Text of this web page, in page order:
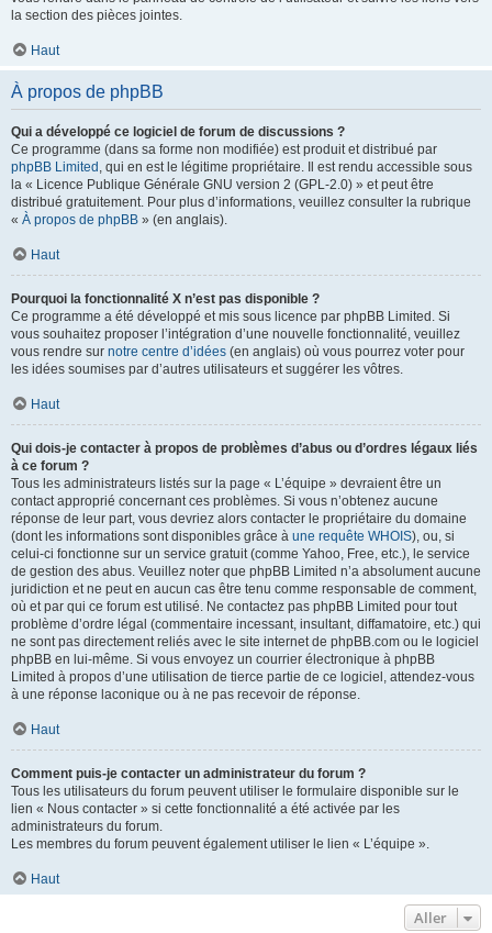
la section des pièces jointes.
Haut
À propos de phpBB
Qui a développé ce logiciel de forum de discussions ?
Ce programme (dans sa forme non modifiée) est produit et distribué par
phpBB Limited , qui en est le légitime propriétaire. Il est rendu accessible sous
la « Licence Publique Générale GNU version 2 (GPL-2.0) » et peut être
distribué gratuitement. Pour plus d’informations, veuillez consulter la rubrique
« À propos de phpBB » (en anglais).
Haut
Pourquoi la fonctionnalité X n’est pas disponible ?
Ce programme a été développé et mis sous licence par phpBB Limited. Si
vous souhaitez proposer l’intégration d’une nouvelle fonctionnalité, veuillez
vous rendre sur notre centre d’idées (en anglais) où vous pourrez voter pour
les idées soumises par d’autres utilisateurs et suggérer les vôtres.
Haut
Qui dois-je contacter à propos de problèmes d’abus ou d’ordres légaux liés
à ce forum ?
Tous les administrateurs listés sur la page « L’équipe » devraient être un
contact approprié concernant ces problèmes. Si vous n’obtenez aucune
réponse de leur part, vous devriez alors contacter le propriétaire du domaine
(dont les informations sont disponibles grâce à une requête WHOIS), ou, si
celui-ci fonctionne sur un service gratuit (comme Yahoo, Free, etc.), le service
de gestion des abus. Veuillez noter que phpBB Limited n’a absolument aucune
juridiction et ne peut en aucun cas être tenu comme responsable de comment,
où et par qui ce forum est utilisé. Ne contactez pas phpBB Limited pour tout
problème d’ordre légal (commentaire incessant, insultant, diffamatoire, etc.) qui
ne sont pas directement reliés avec le site internet de phpBB.com ou le logiciel
phpBB en lui-même. Si vous envoyez un courrier électronique à phpBB
Limited à propos d’une utilisation de tierce partie de ce logiciel, attendez-vous
à une réponse laconique ou à ne pas recevoir de réponse.
Haut
Comment puis-je contacter un administrateur du forum ?
Tous les utilisateurs du forum peuvent utiliser le formulaire disponible sur le
lien « Nous contacter » si cette fonctionnalité a été activée par les
administrateurs du forum.
Les membres du forum peuvent également utiliser le lien « L’équipe ».
Haut
Aller